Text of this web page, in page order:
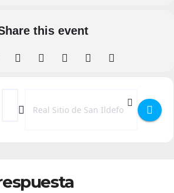
this event
Address - Encuentro de Encajeras en el
Destination Address - Encuentro de